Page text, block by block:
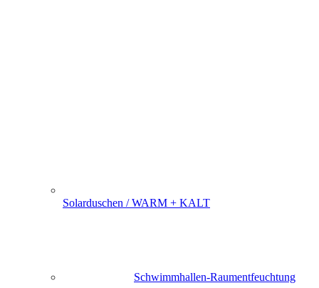
Solarduschen / WARM + KALT
Schwimmhallen-Raumentfeuchtung